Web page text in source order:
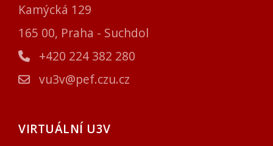
Kamýcká 129
165 00, Praha - Suchdol
+420 224 382 280
vu3v@pef.czu.cz
VIRTUÁLNÍ U3V